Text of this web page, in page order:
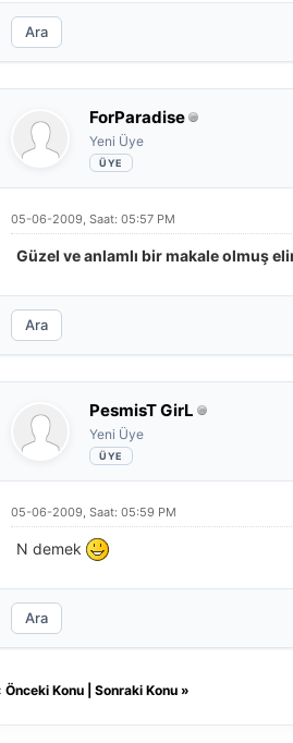
Ara
ForParadise
Yeni Üye
05-06-2009, Saat: 05:57 PM
Güzel ve anlamlı bir makale olmuş
Ara
PesmisT GirL
Yeni Üye
05-06-2009, Saat: 05:59 PM
N demek
Ara
Önceki Konu Sonraki Konu »